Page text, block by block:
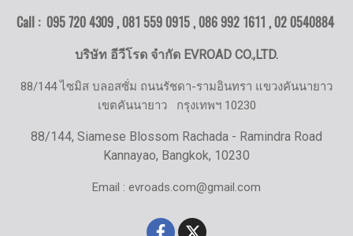
Call : 095 720 4309 , 081 559 0915 , 086 992 1611 ,02 0540884
บริษัท อีวีโรด จำกัด EVROAD CO.,LTD.
88/144 ไซมิส บลอสซั่ม ถนนรัชดา-รามอินทรา แขวงคันนายาว
เขตคันนายาว กรุงเทพฯ 10230
88/144, Siamese Blossom Rachada - Ramindra Road
Kannayao, Bangkok, 10230
Email : evroads.com@gmail.com